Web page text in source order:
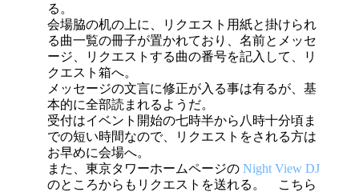
る。
会場脇の机の上に、リクエスト用紙と掛けられ
る曲一覧の冊子が置かれており、名前とメッセ
ージ、リクエストする曲の番号を記入して、リ
クエスト箱へ。
メッセージの文言に修正が入る事は有るが、基
本的に全部読まれるようだ。
受付はイベント開始の七時半から八時十分頃ま
での短い時間なので、リクエストをされる方は
お早めに会場へ。
また、東京タワーホームページの Night View DJ
のところからもリクエストを送れる。 こちら